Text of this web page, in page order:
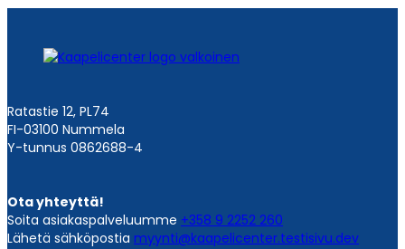
Ratastie 12, PL74
FI-03100 Nummela
Y-tunnus 0862688-4
Ota yhteyttä!
Soita asiakaspalveluumme +358 9 2252 260
Lähetä sähköpostia myynti@kaapelicenter.testisivu.dev